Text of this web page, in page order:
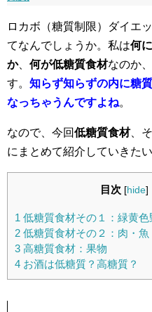
ロカボ（糖質制限）ダイエ
てなんでしょうか。私は何
か、 何が低糖質食材なのか
す。 知らず知らずの内に糖
なっちゃうんですよね。
なので、今回低糖質食材、
にまとめて紹介していきた
目次 [hide]
1 低糖質食材その１：緑黄色
2 低糖質食材その２：肉・
3 高糖質食材：果物
4 お酒は低糖質？高糖質？